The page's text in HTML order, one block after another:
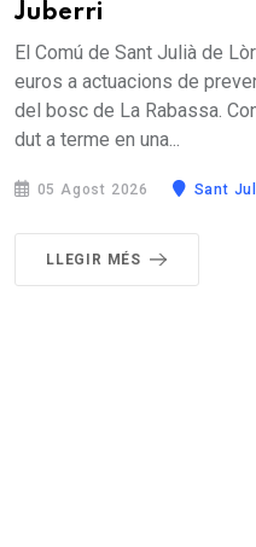
Juberri
El Comú de Sant Julià de
euros a actuacions de
del bosc de La Rabassa.
dut a terme en una...
05 Agost 2026 Sant
LLEGIR MÉS